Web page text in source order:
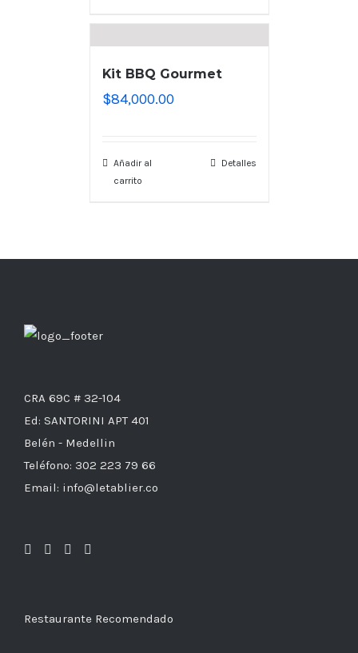
Kit BBQ Gourmet
$84,000.00
Añadir al
carrito
Detalles
CRA 69C # 32-104
Ed: SANTORINI APT 401
Belén - Medellin
Teléfono: 302 223 79 66
Email: info@letablier.co
Restaurante Recomendado